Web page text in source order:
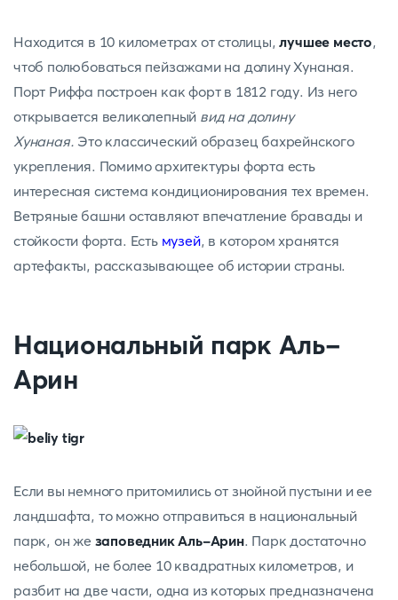
Находится в 10 километрах от столицы,лучшее место,
чтоб полюбоваться пейзажами на долину Хунаная.
Порт Риффа построен как форт в 1812 году. Из него
открывается великолепный вид на долину
Хунаная. Это классический образец бахрейнского
укрепления. Помимо архитектуры форта есть
интересная система кондиционирования тех времен.
Ветряные башни оставляют впечатление бравады и
стойкости форта. Есть музей, в котором хранятся
артефакты, рассказывающее об истории страны.
Национальный парк Аль-
Арин
Если вы немного притомились от знойной пустыни и ее
ландшафта, то можно отправиться в национальный
парк, он же заповедник Аль-Арин. Парк достаточно
небольшой, не более 10 квадратных километров, и
разбит на две части, одна из которых предназначена